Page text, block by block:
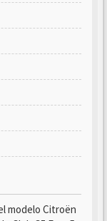
modelo Citroën